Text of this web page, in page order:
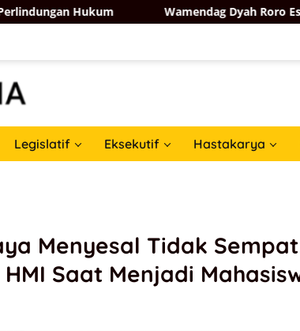
Wamendag Dyah Roro Esti Lepas Ekspor
Legislatif Eksekutif Hastakarya
Menyesal Tidak Sempat
Saat Menjadi